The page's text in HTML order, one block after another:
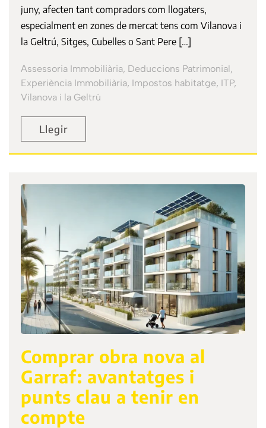
juny, afecten tant compradors com llogaters,
especialment en zones de mercat tens com Vilanova i
la Geltrú, Sitges, Cubelles o Sant Pere […]
Assessoria Immobiliària, Deduccions Patrimonial,
Experiència Immobiliària, Impostos habitatge, ITP,
Vilanova i la Geltrú
Llegir
Comprar obra nova al
Garraf: avantatges i
punts clau a tenir en
compte